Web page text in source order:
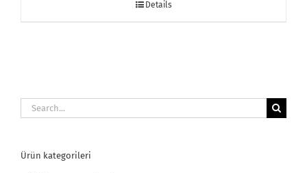
Details
Search
for:
Ürün kategorileri